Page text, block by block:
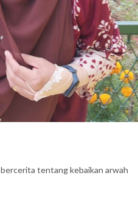
tentang kebaikan arwah